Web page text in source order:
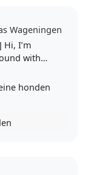
Wageningen
I’m
with
my dogs
jobhonden